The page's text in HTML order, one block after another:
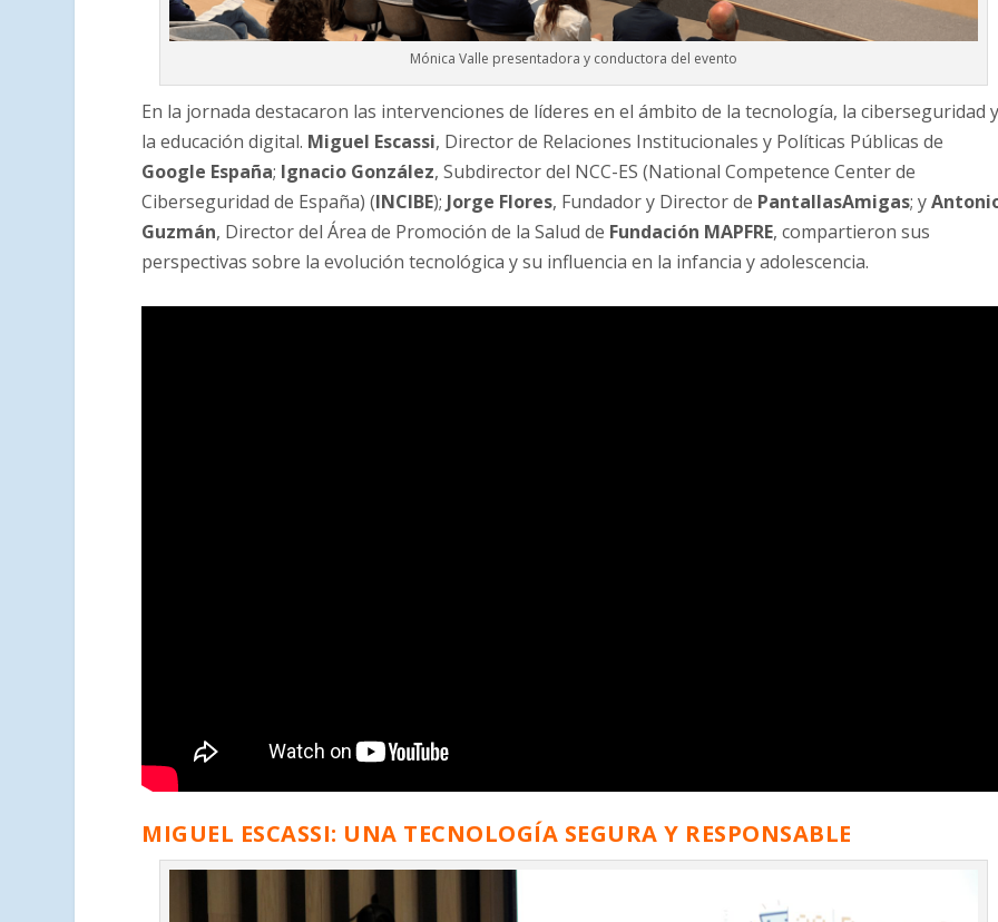
Mónica Valle presentadora y conductora del evento
En la jornada destacaron las intervenciones de líderes en el ámbito de la tecnología, la ciberseguridad
la educación digital. Miguel Escassi, Director de Relaciones Institucionales y Políticas Públicas de
Google España; Ignacio González, Subdirector del NCC-ES (National Competence Center de
Ciberseguridad de España) (INCIBE); Jorge Flores, Fundador y Director de PantallasAmigas; y
Guzmán, Director del Área de Promoción de la Salud de Fundación MAPFRE, compartieron sus
perspectivas sobre la evolución tecnológica y su influencia en la infancia y adolescencia.
MIGUEL ESCASSI: UNA TECNOLOGÍA SEGURA Y RESPONSABLE